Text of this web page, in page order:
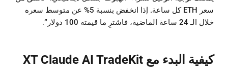
سعر ETH كل ساعة. إذا انخفض بنسبة 5% عن متوسط سعره
خلال الـ 24 ساعة الماضية، فاشترِ ما قيمته 100 دولار”
.
كيفية البدء مع XT Claude AI TradeKit